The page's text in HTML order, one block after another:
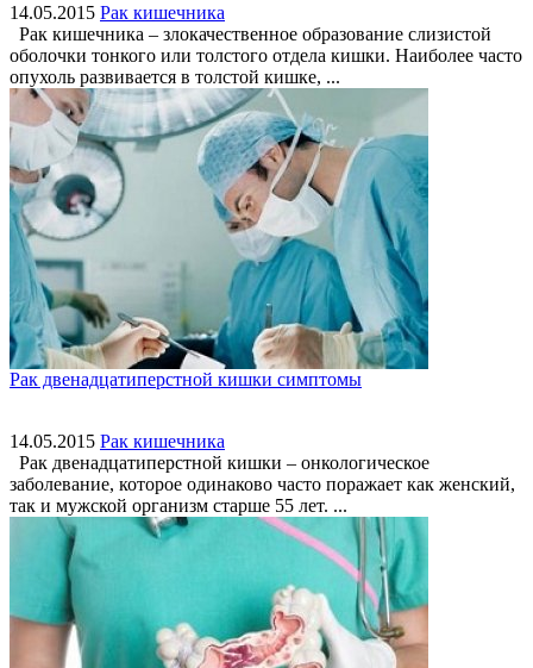
14.05.2015 Рак кишечника
Рак кишечника – злокачественное образование слизистой
оболочки тонкого или толстого отдела кишки. Наиболее часто
опухоль развивается в толстой кишке, ...
Рак двенадцатиперстной кишки симптомы
14.05.2015 Рак кишечника
Рак двенадцатиперстной кишки – онкологическое
заболевание, которое одинаково часто поражает как женский,
так и мужской организм старше 55 лет. ...